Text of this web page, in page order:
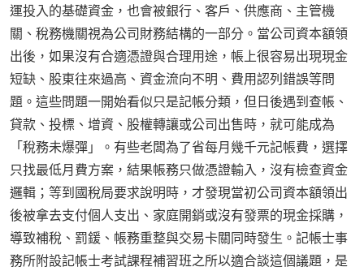
運投入的基礎資金，也會被銀行、客戶、供應商、主管機
關、稅務機關視為公司財務結構的一部分。當公司資本額領
出後，如果沒有合適憑證與合理用途，帳上很容易出現現金
短缺、股東往來過高、資金流向不明、費用認列錯誤等問
題。這些問題一開始看似只是記帳分類，但日後遇到查帳、
貸款、投標、增資、股權轉讓或公司出售時，就可能成為
「稅務未爆彈」。有些老闆為了省每月幾千元記帳費，選擇
只找最低月費方案，結果帳務只做憑證輸入，沒有檢查資金
邏輯；等到國稅局要求說明時，才發現當初公司資本額領出
後被拿去支付個人支出、家庭開銷或沒有發票的現金採購，
導致補稅、罰鍰、帳務重整與交易卡關同時發生。記帳士事
務所附設記帳士考試課程補習班之所以適合談這個議題，是